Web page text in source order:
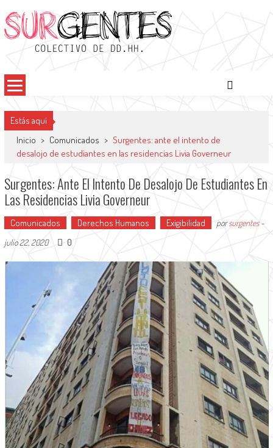
contenido
Estás aquí
Inicio > Comunicados > Surgentes: ante el intento de
desalojo de estudiantes en las residencias Livia Governeur
Surgentes: Ante El Intento De Desalojo De Estudiantes En
Las Residencias Livia Governeur
Comunicados Derechos Humanos Exigibilidad porsurgentes-
julio 22, 2020
0